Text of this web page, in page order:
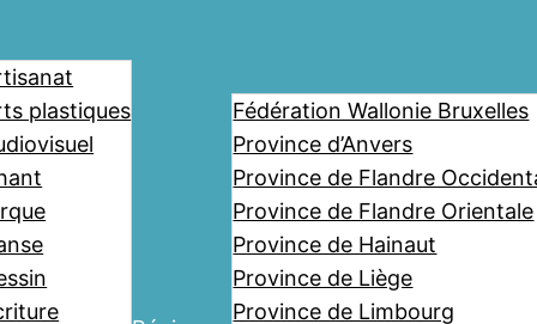
plastiques
Fédération Wallonie Bruxelles
Province d’Anvers
Province de Flandre
Province de Flandre Orientale
Province de Hainaut
Province de Liège
Province de Limbourg